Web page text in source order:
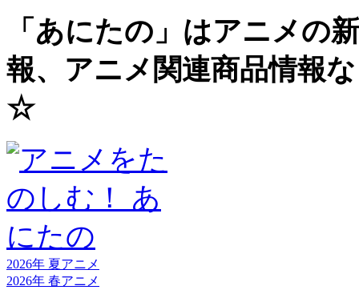
「あにたの」はアニメの
報、アニメ関連商品情報
☆
2026年 夏アニメ
2026年 春アニメ